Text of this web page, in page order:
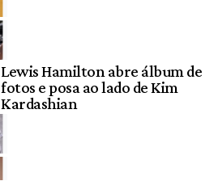
Lewis Hamilton abre álbum de
fotos e posa ao lado de Kim
Kardashian